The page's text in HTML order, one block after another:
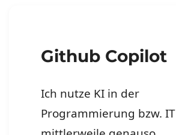
Github Copilot
Ich nutze KI in der
Programmierung bzw. IT